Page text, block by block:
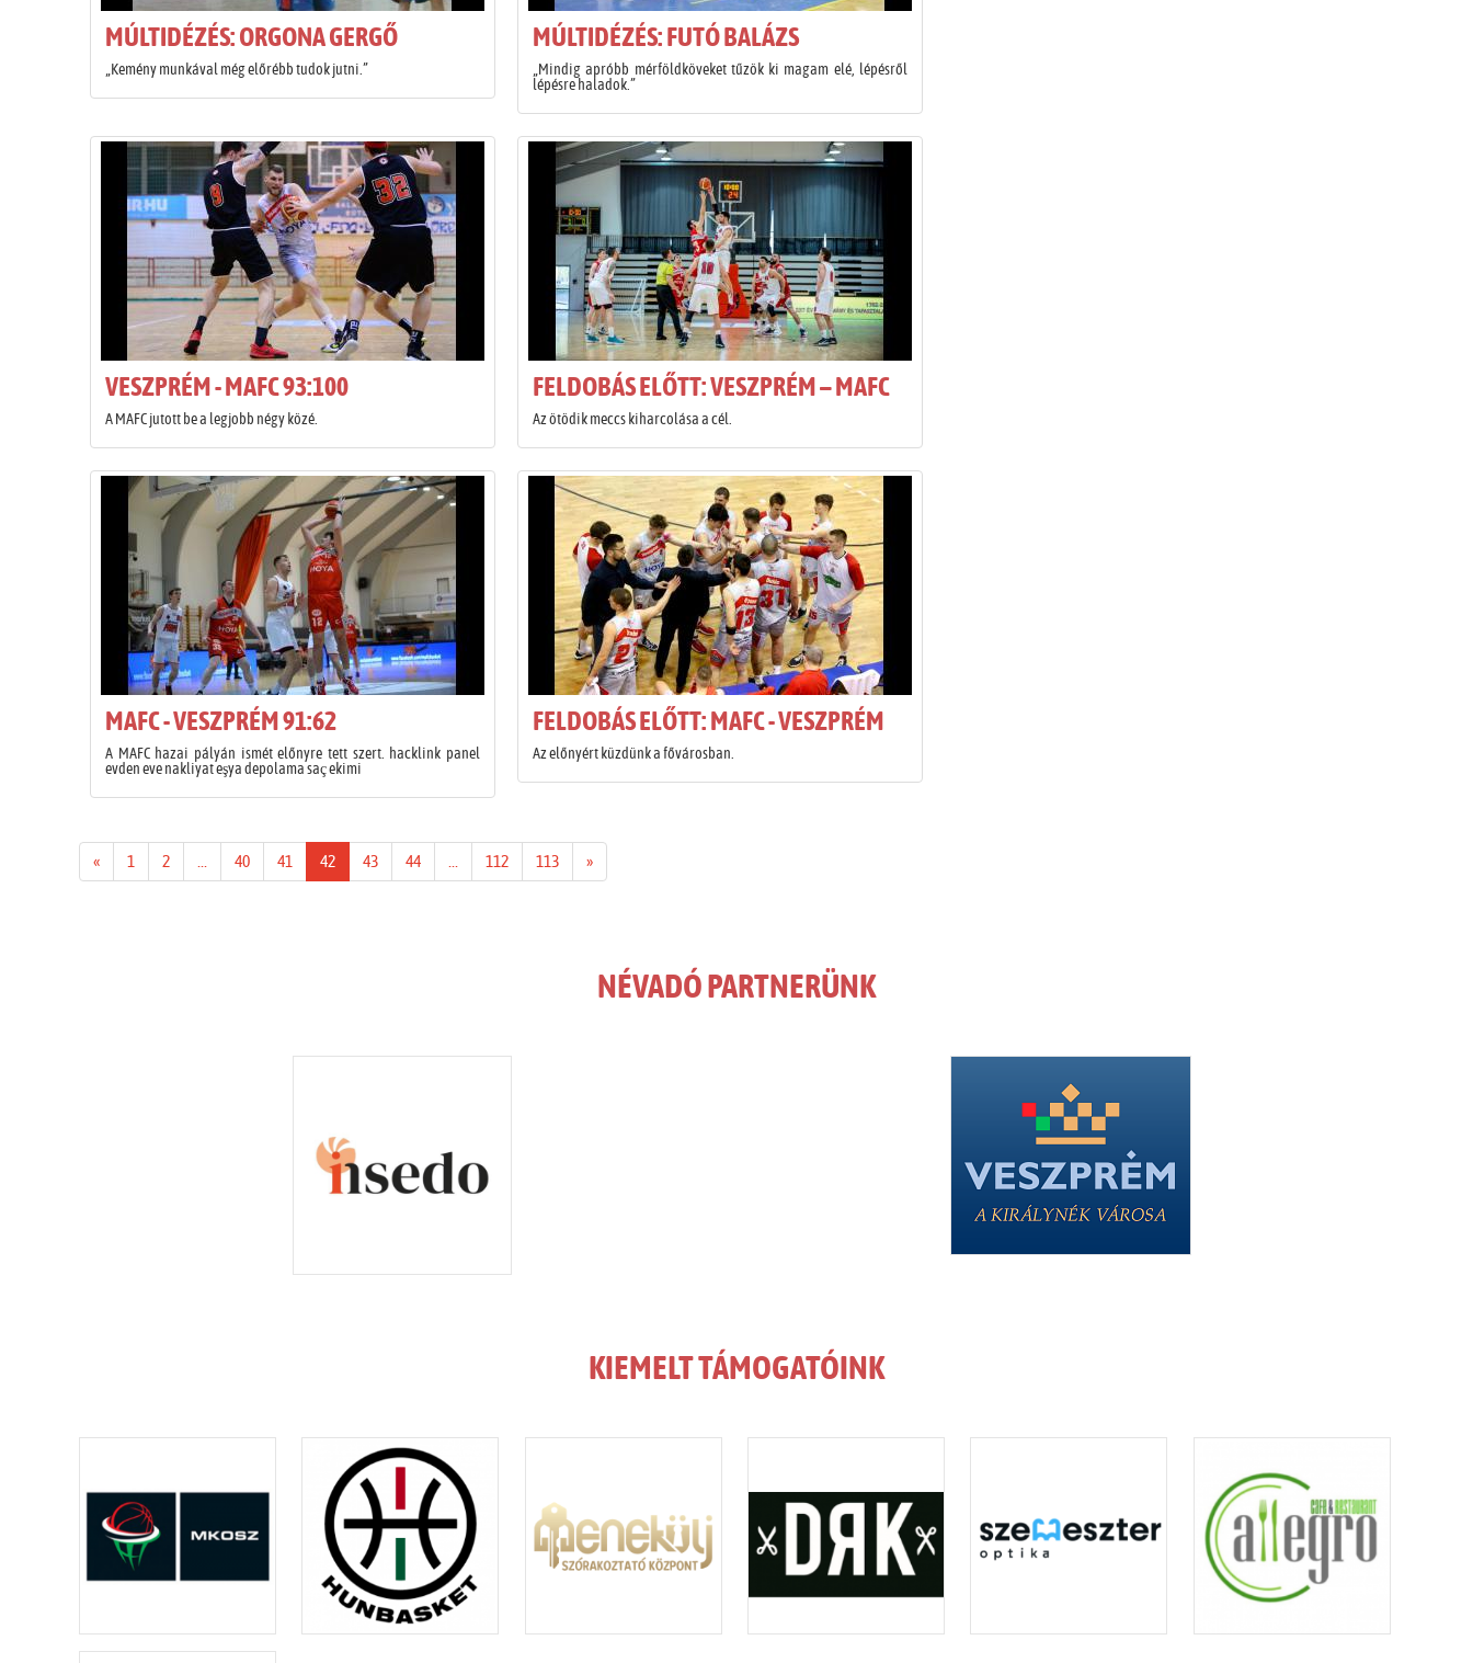
MÚLTIDÉZÉS: ORGONA GERGŐ
„Kemény munkával még előrébb tudok jutni.”
MÚLTIDÉZÉS: FUTÓ BALÁZS
„Mindig apróbb mérföldköveket tűzök ki magam elé, lépésről
lépésre haladok.”
VESZPRÉM - MAFC 93:100
A MAFC jutott be a legjobb négy közé.
FELDOBÁS ELŐTT: VESZPRÉM – MAFC
Az ötödik meccs kiharcolása a cél.
MAFC - VESZPRÉM 91:62
A MAFC hazai pályán ismét előnyre tett szert. hacklink panel
evden eve nakliyat eşya depolama saç ekimi
FELDOBÁS ELŐTT: MAFC - VESZPRÉM
Az előnyért küzdünk a fővárosban.
« 1 2 40 41 42 43 44 112 113 »
NÉVADÓ PARTNERÜNK
KIEMELT TÁMOGATÓINK